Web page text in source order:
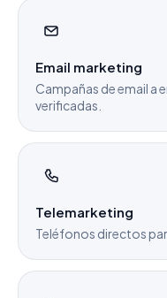
Email marketing
Campañas de email a
verificadas.
Telemarketing
Teléfonos directos